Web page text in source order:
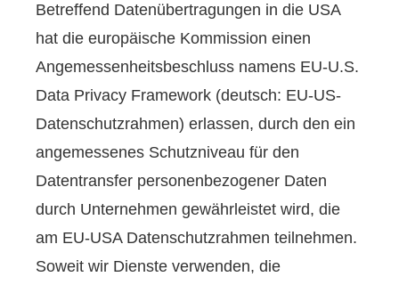
Betreffend Datenübertragungen in die USA
hat die europäische Kommission einen
Angemessenheitsbeschluss namens EU-U.S.
Data Privacy Framework (deutsch: EU-US-
Datenschutzrahmen) erlassen, durch den ein
angemessenes Schutzniveau für den
Datentransfer personenbezogener Daten
durch Unternehmen gewährleistet wird, die
am EU-USA Datenschutzrahmen teilnehmen.
Soweit wir Dienste verwenden, die